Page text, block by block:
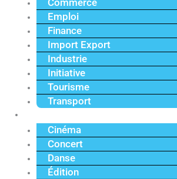
Commerce
Emploi
Finance
Import Export
Industrie
Initiative
Tourisme
Transport
Cinéma
Concert
Danse
Édition